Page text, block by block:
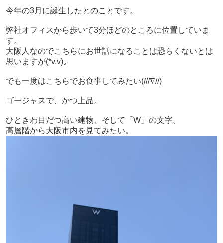
今年の3月に誕生したとのことです。
弊社オフィスから歩いて3分ほどのところに位置していま
す。
大阪人なのでこちらにお世話になることは恐らくないとは
思いますが(*v.v)｡
でも一度はこちらでお食事してみたい(///∇//)
ゴージャスで、かつ上品。
ひときわ目だつ高い建物、そして「W」の文字。
高層階から大阪市内を見てみたい。